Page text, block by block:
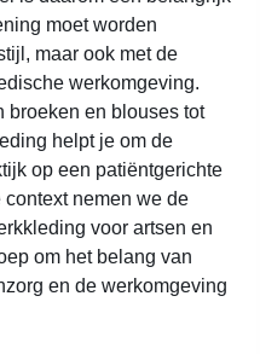
moet worden
maar ook met de
werkomgeving.
broeken en blouses tot
helpt je om de
op een patiëntgerichte
nemen we de
voor artsen en
om het belang van
en de werkomgeving